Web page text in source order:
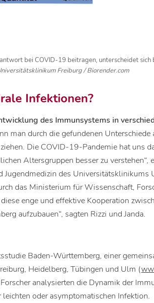
bei COVID-19 beitragen, unterscheidet sich
Freiburg / Biorender.com
Infektionen?
des Immunsystems in
man durch die gefundenen Unterschiede
Die COVID-19-Pandemie hat uns
Altersgruppen besser zu verstehen“,
Jugendmedizin des Universitätsklinikums
das Ministerium für Wissenschaft,
enge und effektive Kooperation
aufzubauen“, sagten Rizzi und Janda.
Baden-Württemberg, einer
Heidelberg, Tübingen und Ulm (
analysierten die Dynamik der
oder asymptomatischen Infektion.